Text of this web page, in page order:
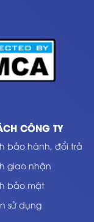
CÔNG TY
bảo hành, đổi trả
giao nhận
bảo mật
sử dụng